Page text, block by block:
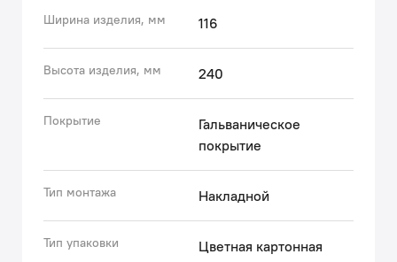
Ширина изделия, мм 116
Высота изделия, мм 240
Покрытие
Гальваническое
покрытие
Тип монтажа Накладной
Тип упаковки
Цветная картонная